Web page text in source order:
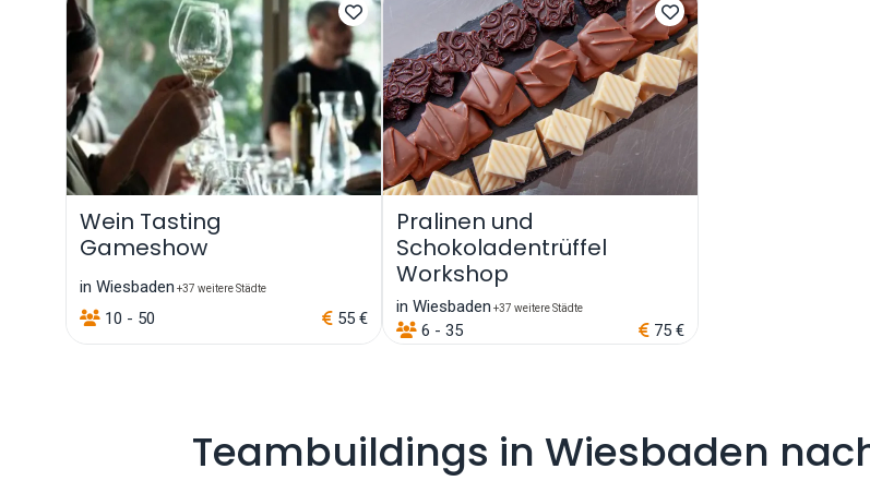
Wein Tasting
Gameshow
in Wiesbaden +37 weitere Städte
10 - 50 55 €
Pralinen und
Schokoladentrüffel
Workshop
in Wiesbaden +37 weitere Städte
6 - 35 75 €
Teambuildings in Wiesbaden